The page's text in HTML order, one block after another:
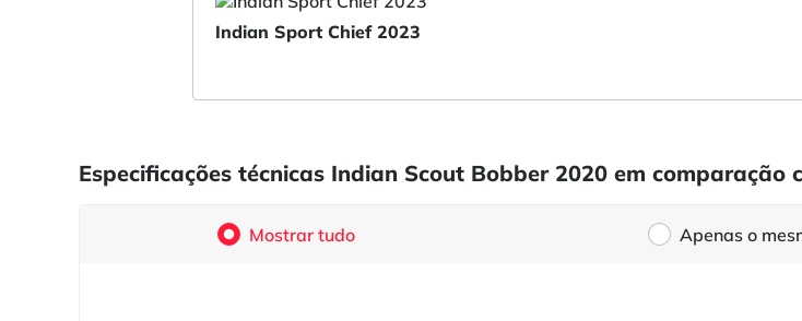
Indian Sport Chief 2023
Especificações técnicas Indian Scout Bobber 2020 em comparação
Mostrar tudo Apenas o